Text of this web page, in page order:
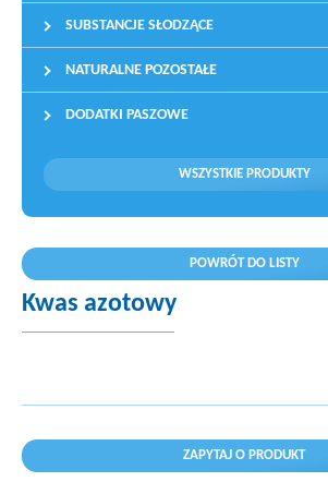
SUBSTANCJE SŁODZĄCE
NATURALNE POZOSTAŁE
DODATKI PASZOWE
WSZYSTKIE PRODUKTY
POWRÓT DO LISTY
Kwas azotowy
ZAPYTAJ O PRODUKT